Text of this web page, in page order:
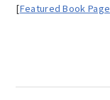
[Featured Book Page